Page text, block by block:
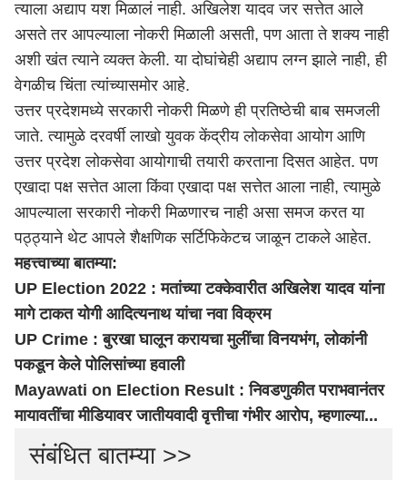
त्याला अद्याप यश मिळालं नाही. अखिलेश यादव जर सत्तेत आले
असते तर आपल्याला नोकरी मिळाली असती, पण आता ते शक्य नाही
अशी खंत त्याने व्यक्त केली. या दोघांचेही अद्याप लग्न झाले नाही, ही
वेगळीच चिंता त्यांच्यासमोर आहे.
उत्तर प्रदेशमध्ये सरकारी नोकरी मिळणे ही प्रतिष्ठेची बाब समजली
जाते. त्यामुळे दरवर्षी लाखो युवक केंद्रीय लोकसेवा आयोग आणि
उत्तर प्रदेश लोकसेवा आयोगाची तयारी करताना दिसत आहेत. पण
एखादा पक्ष सत्तेत आला किंवा एखादा पक्ष सत्तेत आला नाही, त्यामुळे
आपल्याला सरकारी नोकरी मिळणारच नाही असा समज करत या
पठ्ठ्याने थेट आपले शैक्षणिक सर्टिफिकेटच जाळून टाकले आहेत.
महत्त्वाच्या बातम्या:
UP Election 2022 : मतांच्या टक्केवारीत अखिलेश यादव यांना
मागे टाकत योगी आदित्यनाथ यांचा नवा विक्रम
UP Crime : बुरखा घालून करायचा मुलींचा विनयभंग, लोकांनी
पकडून केले पोलिसांच्या हवाली
Mayawati on Election Result : निवडणुकीत पराभवानंतर
मायावतींचा मीडियावर जातीयवादी वृत्तीचा गंभीर आरोप, म्हणाल्या...
संबंधित बातम्या >>